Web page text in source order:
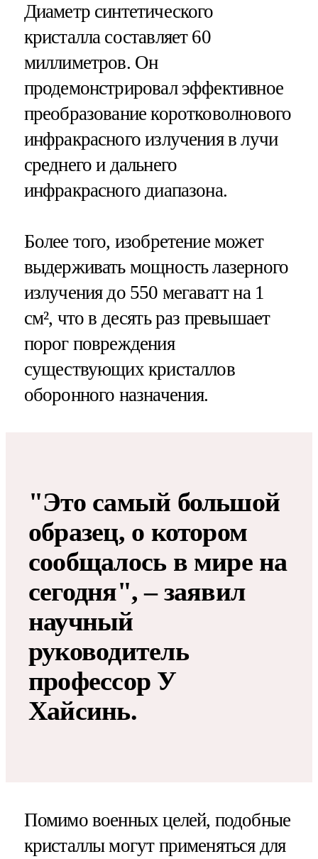
Диаметр синтетического
кристалла составляет 60
миллиметров. Он
продемонстрировал эффективное
преобразование коротковолнового
инфракрасного излучения в лучи
среднего и дальнего
инфракрасного диапазона.
Более того, изобретение может
выдерживать мощность лазерного
излучения до 550 мегаватт на 1
см², что в десять раз превышает
порог повреждения
существующих кристаллов
оборонного назначения.
"Это самый большой
образец, о котором
сообщалось в мире на
сегодня", – заявил
научный
руководитель
профессор У
Хайсинь.
Помимо военных целей, подобные
кристаллы могут применяться для